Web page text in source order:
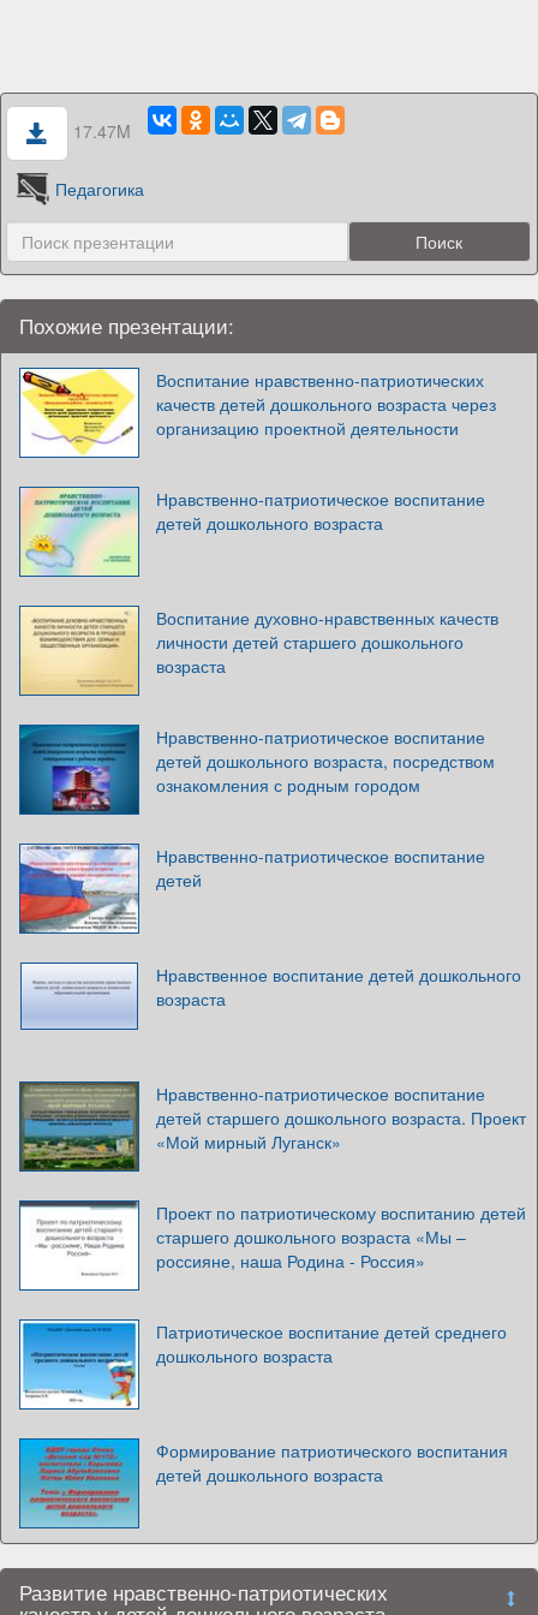
17.47M
Педагогика
Похожие презентации:
Воспитание нравственно-патриотических
качеств детей дошкольного возраста через
организацию проектной деятельности
Нравственно-патриотическое воспитание
детей дошкольного возраста
Воспитание духовно-нравственных качеств
личности детей старшего дошкольного
возраста
Нравственно-патриотическое воспитание
детей дошкольного возраста, посредством
ознакомления с родным городом
Нравственно-патриотическое воспитание
детей
Нравственное воспитание детей дошкольного
возраста
Нравственно-патриотическое воспитание
детей старшего дошкольного возраста. Проект
«Мой мирный Луганск»
Проект по патриотическому воспитанию детей
старшего дошкольного возраста «Мы –
россияне, наша Родина - Россия»
Патриотическое воспитание детей среднего
дошкольного возраста
Формирование патриотического воспитания
детей дошкольного возраста
Развитие нравственно-патриотических